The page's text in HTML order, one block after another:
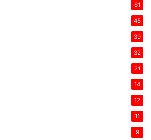
61
45
39
32
21
14
12
11
9